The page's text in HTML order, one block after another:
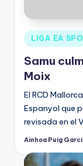
LIGA EA
Samu
Moix
El RCD
Espanyol que
revisada en el
Ainhoa Puig